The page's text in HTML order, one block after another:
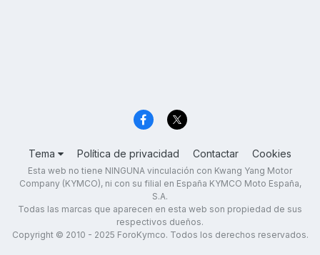
Tema Política de privacidad Contactar Cookies
Esta web no tiene NINGUNA vinculación con Kwang Yang Motor
Company (KYMCO), ni con su filial en España KYMCO Moto España,
S.A.
Todas las marcas que aparecen en esta web son propiedad de sus
respectivos dueños.
Copyright © 2010 - 2025 ForoKymco. Todos los derechos reservados.